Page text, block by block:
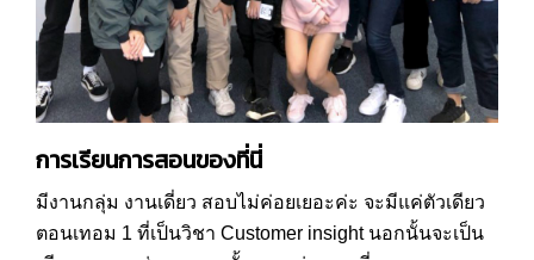
การเรียนการสอนของที่นี่
มีงานกลุ่ม งานเดี่ยว สอบไม่ค่อยเยอะค่ะ จะมีแค่ตัวเดียว
ตอนเทอม 1 ที่เป็นวิชา Customer insight นอกนั้นจะเป็น